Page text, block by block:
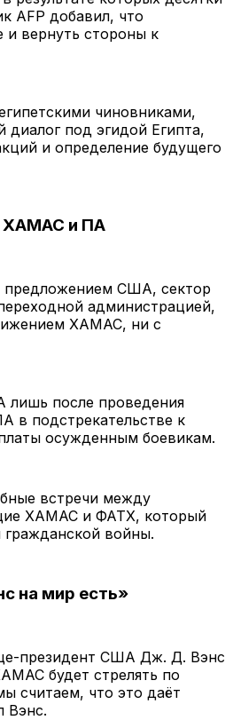
AFP добавил, что
и вернуть стороны к
чиновниками,
диалог под эгидой Египта,
и определение будущего
ХАМАС и ПА
предложением США, сектор
администрацией,
ХАМАС, ни с
лишь после проведения
в подстрекательстве к
осужденным боевикам.
встречи между
ХАМАС и ФАТХ, который
гражданской войны.
на мир есть»
президент США Дж. Д. Вэнс
будет стрелять по
считаем, что это даёт
Вэнс.